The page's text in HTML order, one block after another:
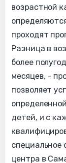
возрастной
проходят
Разница в
более
месяцев, -
позволяет
детей, и с
специальное
центра в